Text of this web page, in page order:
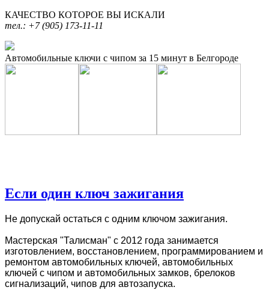
КАЧЕСТВО КОТОРОЕ ВЫ ИСКАЛИ
тел.: +7 (905) 173-11-11
Автомобильные ключи с чипом за 15 минут в Белгороде
Если один ключ зажигания
Не допускай остаться с одним ключом зажигания.
Мастерская "Талисман" с 2012 года занимается
изготовлением, восстановлением, программированием и
ремонтом автомобильных ключей, автомобильных
ключей с чипом и автомобильных замков, брелоков
сигнализаций, чипов для автозапуска.